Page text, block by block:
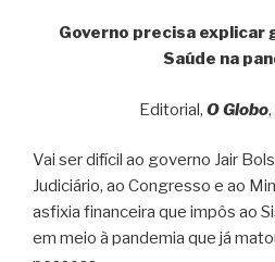
Governo precisa explicar
Saúde na
Editorial, O Globo
Vai ser difícil ao governo Jair
Judiciário, ao Congresso e ao
asfixia financeira que impôs ao
em meio à pandemia que já